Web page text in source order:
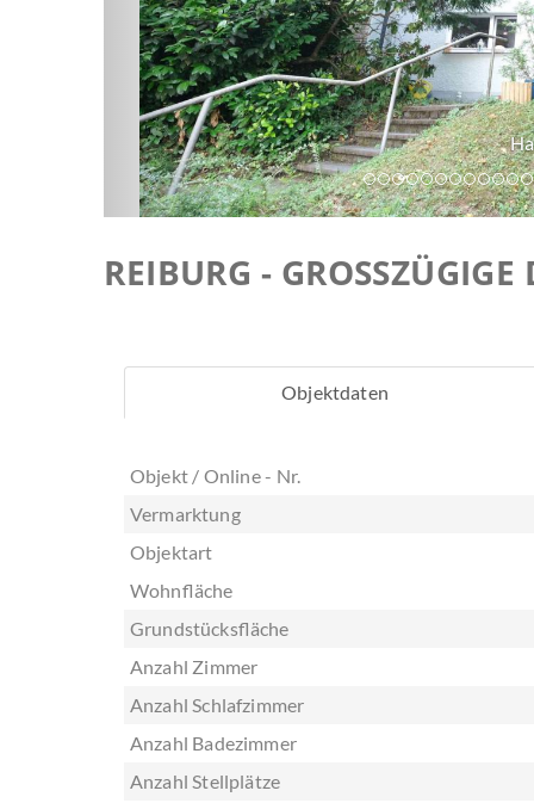
Hausansicht
FREIBURG -
Objektdaten
Objekt / Online - Nr.
Vermarktung
Objektart
Wohnfläche
Grundstücksfläche
Anzahl Zimmer
Anzahl Schlafzimmer
Anzahl Badezimmer
Anzahl Stellplätze